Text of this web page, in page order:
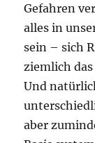
Gefahren
alles in
sein – sich
ziemlich
Und
aber